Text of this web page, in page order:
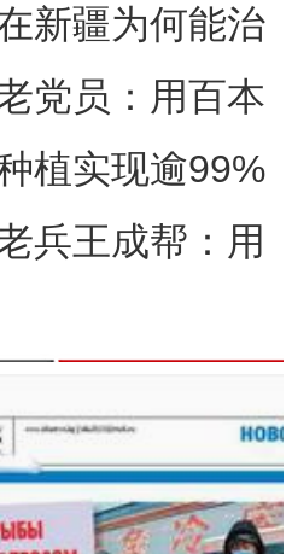
为邻】三代巴基斯坦
新疆博物馆迎来暑期
艺
新疆为何能治
党员：用百本
子半个多世纪
植实现逾99%
兵王成帮：用
城市披绿装